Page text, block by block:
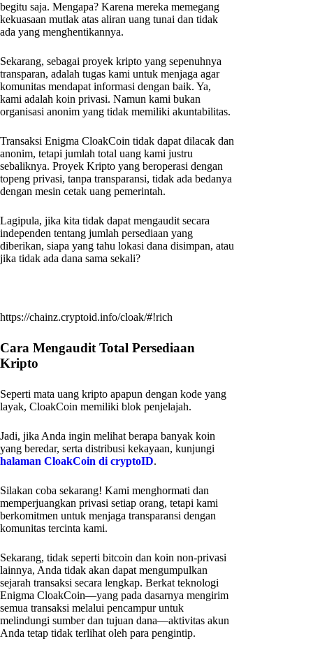
begitu saja. Mengapa? Karena mereka memegang
kekuasaan mutlak atas aliran uang tunai dan tidak
ada yang menghentikannya.
Sekarang, sebagai proyek kripto yang sepenuhnya
transparan, adalah tugas kami untuk menjaga agar
komunitas mendapat informasi dengan baik. Ya,
kami adalah koin privasi. Namun kami bukan
organisasi anonim yang tidak memiliki akuntabilitas.
Transaksi Enigma CloakCoin tidak dapat dilacak dan
anonim, tetapi jumlah total uang kami justru
sebaliknya. Proyek Kripto yang beroperasi dengan
topeng privasi, tanpa transparansi, tidak ada bedanya
dengan mesin cetak uang pemerintah.
Lagipula, jika kita tidak dapat mengaudit secara
independen tentang jumlah persediaan yang
diberikan, siapa yang tahu lokasi dana disimpan, atau
jika tidak ada dana sama sekali?
https://chainz.cryptoid.info/cloak/#!rich
Cara Mengaudit Total Persediaan
Kripto
Seperti mata uang kripto apapun dengan kode yang
layak, CloakCoin memiliki blok penjelajah.
Jadi, jika Anda ingin melihat berapa banyak koin
yang beredar, serta distribusi kekayaan, kunjungi
halaman CloakCoin di cryptoID.
Silakan coba sekarang! Kami menghormati dan
memperjuangkan privasi setiap orang, tetapi kami
berkomitmen untuk menjaga transparansi dengan
komunitas tercinta kami.
Sekarang, tidak seperti bitcoin dan koin non-privasi
lainnya, Anda tidak akan dapat mengumpulkan
sejarah transaksi secara lengkap. Berkat teknologi
Enigma CloakCoin—yang pada dasarnya mengirim
semua transaksi melalui pencampur untuk
melindungi sumber dan tujuan dana—aktivitas akun
Anda tetap tidak terlihat oleh para pengintip.